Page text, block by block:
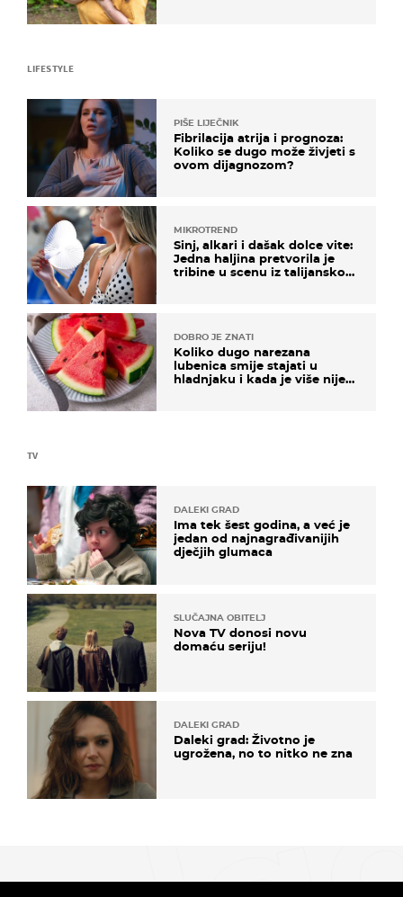
TV
DALEKI GRAD
Ima tek šest godina, a već je
jedan od najnagrađivanijih
dječjih glumaca
SLUČAJNA OBITELJ
Nova TV donosi novu
domaću seriju!
DALEKI GRAD
Daleki grad: Životno je
ugrožena, no to nitko ne zna
LIFESTYLE
PIŠE LIJEČNIK
Fibrilacija atrija i prognoza:
Koliko se dugo može živjeti s
ovom dijagnozom?
MIKROTREND
Sinj, alkari i dašak dolce vite:
Jedna haljina pretvorila je
tribine u scenu iz talijanskog
DOBRO JE ZNATI
Koliko dugo narezana
lubenica smije stajati u
hladnjaku i kada je više nije